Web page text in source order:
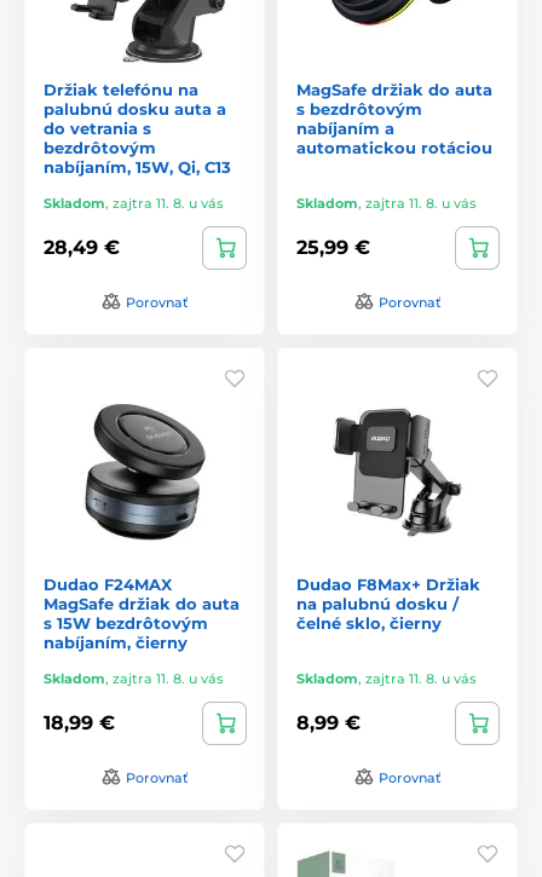
Držiak telefónu na
palubnú dosku auta a
do vetrania s
bezdrôtovým
nabíjaním, 15W, Qi, C13
Skladom, zajtra 11. 8. u vás
28,49 €
Porovnať
MagSafe držiak do auta
s bezdrôtovým
nabíjaním a
automatickou rotáciou
Skladom, zajtra 11. 8. u vás
25,99 €
Porovnať
Dudao F24MAX
MagSafe držiak do auta
s 15W bezdrôtovým
nabíjaním, čierny
Skladom, zajtra 11. 8. u vás
18,99 €
Porovnať
Dudao F8Max+ Držiak
na palubnú dosku /
čelné sklo, čierny
Skladom, zajtra 11. 8. u vás
8,99 €
Porovnať